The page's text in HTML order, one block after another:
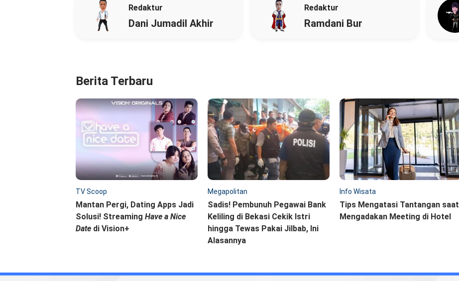
Redaktur
Dani Jumadil Akhir
Redaktur
Ramdani Bur
Berita Terbaru
TV Scoop
Mantan Pergi, Dating Apps Jadi
Solusi! Streaming Have a Nice
Date di Vision+
Megapolitan
Sadis! Pembunuh Pegawai Bank
Keliling di Bekasi Cekik Istri
hingga Tewas Pakai Jilbab, Ini
Alasannya
Info Wisata
Tips Mengatasi Tantangan saat
Mengadakan Meeting di Hotel